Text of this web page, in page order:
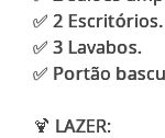
✅ 2 Escritórios.
✅ 3 Lavabos.
✅ Portão
🍹 LAZER: